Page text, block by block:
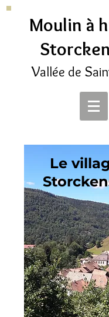
Moulin à
Vallée de S
Le